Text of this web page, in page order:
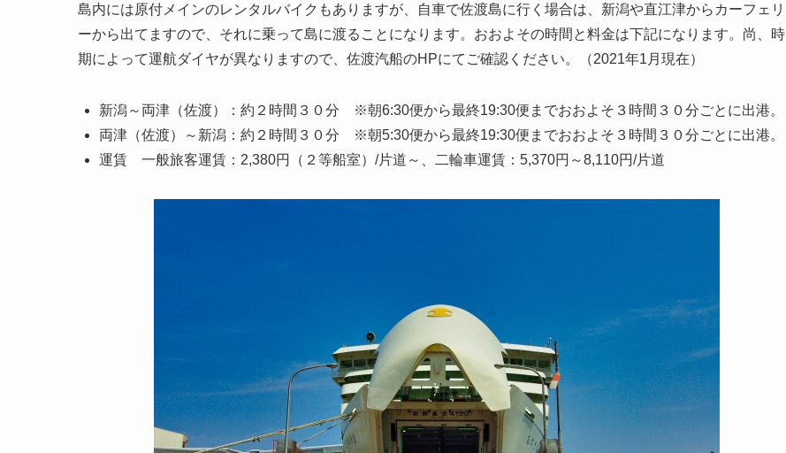
島内には原付メインのレンタルバイクもありますが、自車で佐渡島に行く場合は、新潟や直江津からカーフェリ
ーから出てますので、それに乗って島に渡ることになります。おおよその時間と料金は下記になります。尚、時
期によって運航ダイヤが異なりますので、佐渡汽船のHPにてご確認ください。（2021年1月現在）
新潟～両津（佐渡）：約２時間３０分 ※朝6:30便から最終19:30便までおおよそ３時間３０分ごとに出港。
両津（佐渡）～新潟：約２時間３０分 ※朝5:30便から最終19:30便までおおよそ３時間３０分ごとに出港。
運賃 一般旅客運賃：2,380円（２等船室）/片道～、二輪車運賃：5,370円～8,110円/片道